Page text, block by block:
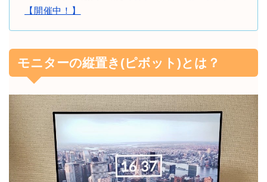
【開催中！】
モニターの縦置き(ピボット)とは？